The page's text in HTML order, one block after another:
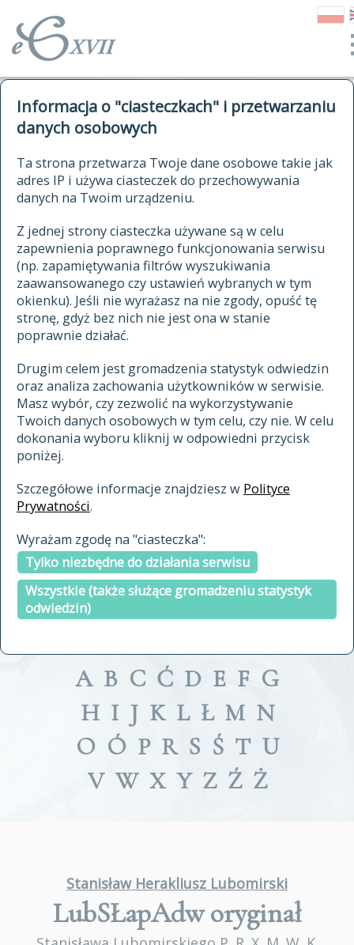
Informacja o "ciasteczkach" i przetwarzaniu
danych osobowych
Ta strona przetwarza Twoje dane osobowe takie jak
adres IP i używa ciasteczek do przechowywania
danych na Twoim urządzeniu.
Z jednej strony ciasteczka używane są w celu
zapewnienia poprawnego funkcjonowania serwisu
(np. zapamiętywania filtrów wyszukiwania
zaawansowanego czy ustawień wybranych w tym
okienku). Jeśli nie wyrażasz na nie zgody, opuść tę
stronę, gdyż bez nich nie jest ona w stanie
poprawnie działać.
Drugim celem jest gromadzenia statystyk odwiedzin
oraz analiza zachowania użytkowników w serwisie.
Masz wybór, czy zezwolić na wykorzystywanie
Twoich danych osobowych w tym celu, czy nie. W celu
dokonania wyboru kliknij w odpowiedni przycisk
poniżej.
Szczegółowe informacje znajdziesz w Polityce
Prywatności.
Wyrażam zgodę na "ciasteczka":
Tylko niezbędne do działania serwisu
Wszystkie (także służące gromadzeniu statystyk
odwiedzin)
autorzy Słownika
historia
publikacje
źródła
autorzy tekstów źródłowych
zasady opracowania
statystyki
najnowsze hasła
ostatnio zmodyfikowane hasła
materiały archiwalne
cytowanie
kontakt
kwerendy
jak cytować Słownik
ELEKTRONICZNY SŁOWNIK
JĘZYKA POLSKIEGO
XVII I XVIII WIEKU
znajdź hasła
zaczynające się od
indeksie
a fronte
a tergo
A B C Ć D E F G
H I J K L Ł M N
O Ó P R S Ś T U
V W X Y Z Ź Ż
Stanisław Herakliusz Lubomirski
LubSŁapAdworyginał